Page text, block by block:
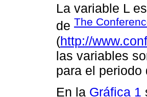
La variable L
de The
(http://
las variables
para el periodo
En la Gráfica 1